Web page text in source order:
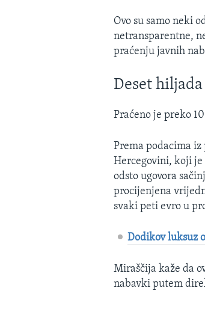
Ovo su samo neki
netransparentne,
praćenju javnih
Deset
Praćeno je preko
Prema podacima
Hercegovini, koji je
odsto ugovora
procijenjena
svaki peti evro u
Dodikov luksuz
Miraščija kaže da
nabavki putem